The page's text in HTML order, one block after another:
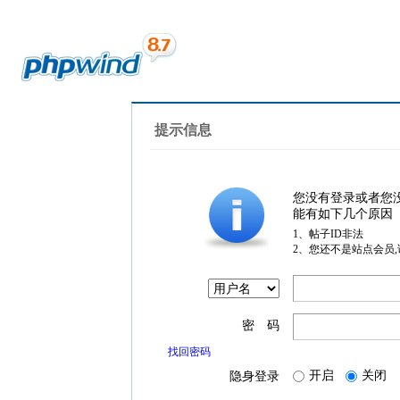
提示信息
您没有登录或者您
能有如下几个原因
1、帖子ID非法
2、您还不是站点会员
密 码
找回密码
隐身登录 开启 关闭